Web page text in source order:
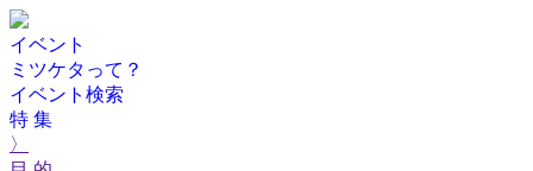
イベント
ミツケタって？
イベント検索
特 集
〉